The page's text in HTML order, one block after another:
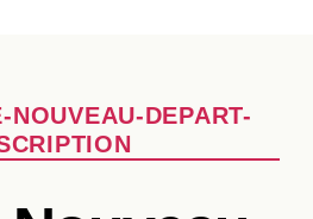
NOUVEAU-DEPART-